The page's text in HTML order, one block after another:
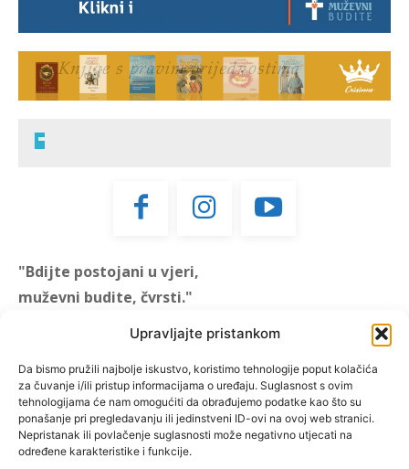
Upravljajte pristankom
Da bismo pružili najbolje iskustvo, koristimo tehnologije poput kolačića
za čuvanje i/ili pristup informacijama o uređaju. Suglasnost s ovim
tehnologijama će nam omogućiti da obrađujemo podatke kao što su
ponašanje pri pregledavanju ili jedinstveni ID-ovi na ovoj web stranici.
Nepristanak ili povlačenje suglasnosti može negativno utjecati na
određene karakteristike i funkcije.
"Bdijte postojani u vjeri,
muževni budite, čvrsti."
"Muževni budite" prvi je
hrvatski portal za katoličke
muškarce koji pokušava
reafirmirati u današnje
vrijeme itekako narušen